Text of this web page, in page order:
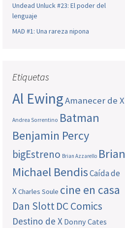
Undead Unluck #23: El poder del
lenguaje
MAD #1: Una rareza nipona
Etiquetas
Al EwingAmanecer de X
Andrea Sorrentino Batman
Benjamin Percy
bigEstreno Brian Azzarello Brian
Michael BendisCaída de
XCharles Soule cine en casa
Dan SlottDC Comics
Destino de X Donny Cates